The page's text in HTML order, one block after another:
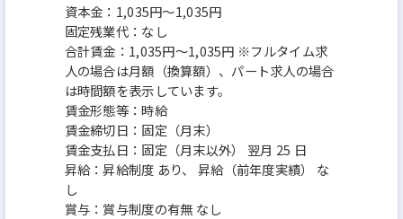
資本金：1,035円〜1,035円
固定残業代：なし
合計賃金：1,035円～1,035円 ※フルタイム求
人の場合は月額（換算額）、パート求人の場合
は時間額を表示しています。
賃金形態等：時給
賃金締切日：固定（月末）
賃金支払日：固定（月末以外） 翌月 25 日
昇給：昇給制度 あり、 昇給（前年度実績） な
し
賞与：賞与制度の有無 なし